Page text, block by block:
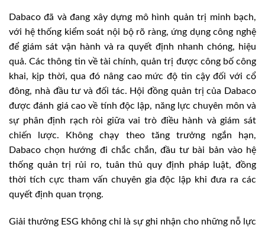
Dabaco đã và đang xây dựng mô hình quản trị minh bạch,
với hệ thống kiểm soát nội bộ rõ ràng, ứng dụng công nghệ
để giám sát vận hành và ra quyết định nhanh chóng, hiệu
quả. Các thông tin về tài chính, quản trị được công bố công
khai, kịp thời, qua đó nâng cao mức độ tin cậy đối với cổ
đông, nhà đầu tư và đối tác. Hội đồng quản trị của Dabaco
được đánh giá cao về tính độc lập, năng lực chuyên môn và
sự phân định rạch ròi giữa vai trò điều hành và giám sát
chiến lược. Không chạy theo tăng trưởng ngắn hạn,
Dabaco chọn hướng đi chắc chắn, đầu tư bài bản vào hệ
thống quản trị rủi ro, tuân thủ quy định pháp luật, đồng
thời tích cực tham vấn chuyên gia độc lập khi đưa ra các
quyết định quan trọng.
Giải thưởng ESG không chỉ là sự ghi nhận cho những nỗ lực